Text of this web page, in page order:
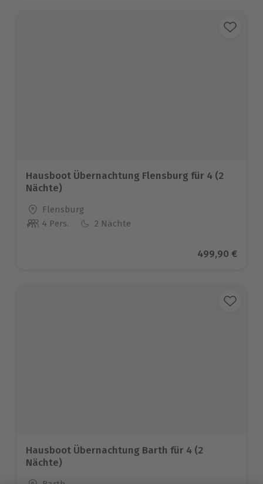
Hausboot Übernachtung Flensburg für 4 (2
Nächte)
Standort
Flensburg
Anzahl der Teilnehmer
4 Pers. 2 Nächte
Aktueller
499,90 €
Hausboot Übernachtung Barth für 4 (2
Nächte)